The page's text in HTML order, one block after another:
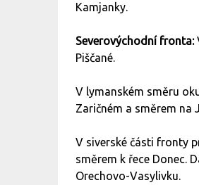
Kamjanky.
Severovýchodní fronta:
Piščané.
V lymanském směru
Zaričném a směrem na
V siverské části fronty
směrem k řece Donec.
Orechovo-Vasylivku.